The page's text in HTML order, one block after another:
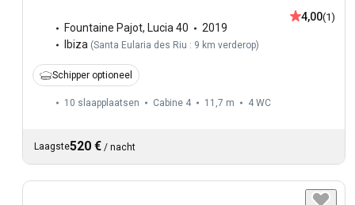
Fountaine Pajot, Lucia 40
2019
Ibiza (Santa Eularia des Riu : 9 km verderop)
4,00(1)
Schipper optioneel
10 slaapplaatsen Cabine 4 11,7 m 4 WC
Laagste520 € / nacht